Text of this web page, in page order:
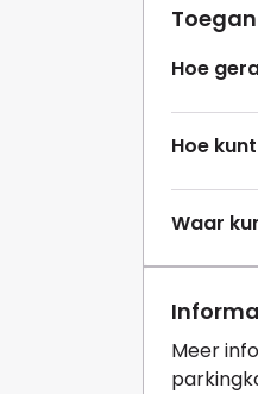
Hoe
Hoe
Waar
Meer